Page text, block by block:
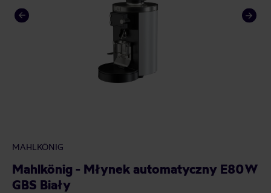
MAHLKÖNIG
Mahlkönig - Młynek automatyczny E80W
GBS Biały